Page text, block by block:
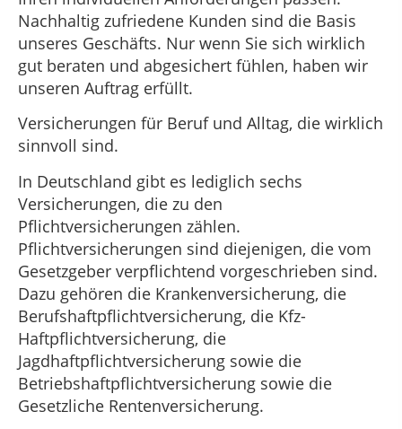
Nachhaltig zufriedene Kunden sind die Basis
unseres Geschäfts. Nur wenn Sie sich wirklich
gut beraten und abgesichert fühlen, haben wir
unseren Auftrag erfüllt.
Versicherungen für Beruf und Alltag, die wirklich
sinnvoll sind.
In Deutschland gibt es lediglich sechs
Versicherungen, die zu den
Pflichtversicherungen zählen.
Pflichtversicherungen sind diejenigen, die vom
Gesetzgeber verpflichtend vorgeschrieben sind.
Dazu gehören die Krankenversicherung, die
Berufshaftpflichtversicherung, die Kfz-
Haftpflichtversicherung, die
Jagdhaftpflichtversicherung sowie die
Betriebshaftpflichtversicherung sowie die
Gesetzliche Rentenversicherung.